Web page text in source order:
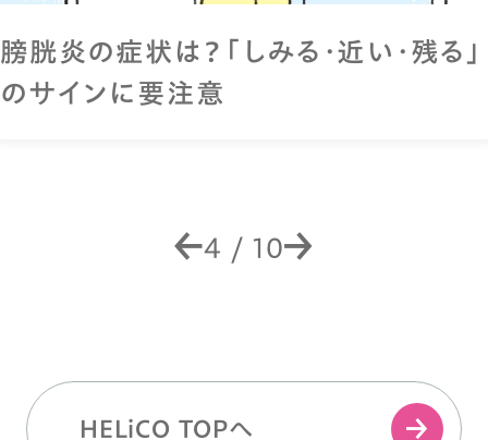
膀胱炎の症状は？「しみる・近い・残る」
のサインに要注意
4 / 10
HELiCO TOPへ